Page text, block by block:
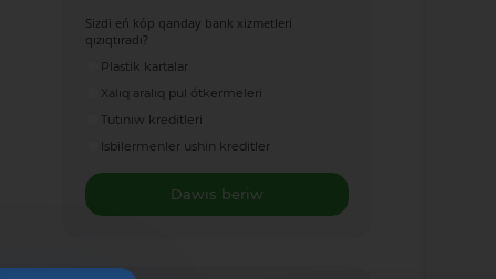
Sizdi eń kóp qanday bank xizmetleri
qızıqtıradı?
Plastik kartalar
Xalıq aralıq pul ótkermeleri
Tutınıw kreditleri
Isbilermenler ushin kreditler
Dawıs beriw